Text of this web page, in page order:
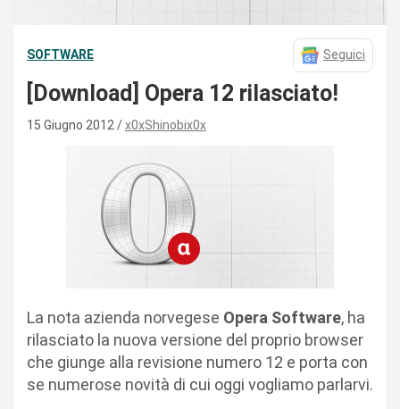
SOFTWARE Seguici
[Download] Opera 12 rilasciato!
15 Giugno 2012 x0xShinobix0x
La nota azienda norvegese Opera Software, ha
rilasciato la nuova versione del proprio browser
che giunge alla revisione numero 12 e porta con
se numerose novità di cui oggi vogliamo parlarvi.